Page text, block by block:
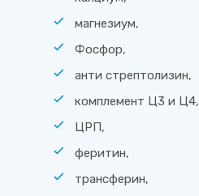
магнезиум,
Фосфор,
анти стрептолизин,
комплемент Ц3 и Ц4,
ЦРП,
феритин,
трансферин,